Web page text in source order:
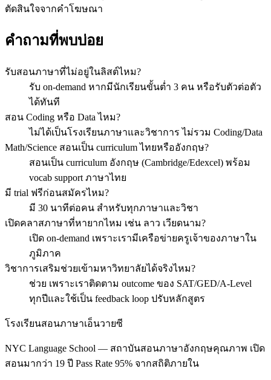
ตัดสินใจจากคำโฆษณา
คำถามที่พบบ่อย
รับสอนภาษาที่ไม่อยู่ในลิสต์ไหม?
รับ on-demand หากมีนักเรียนขั้นต่ำ 3 คน หรือรับตัวต่อตัว
ได้ทันที
สอน Coding หรือ Data ไหม?
ไม่ได้เป็นโรงเรียนภาษาและวิชาการ ไม่รวม Coding/Data
Math/Science สอนเป็น curriculum ไทยหรืออังกฤษ?
สอนเป็น curriculum อังกฤษ (Cambridge/Edexcel) พร้อม
vocab support ภาษาไทย
มี trial ฟรีก่อนสมัครไหม?
มี 30 นาทีต่อคน สำหรับทุกภาษาและวิชา
เปิดคลาสภาษาที่หายากไหม เช่น ลาว เวียดนาม?
เปิด on-demand เพราะเรามีเครือข่ายครูเจ้าของภาษาใน
ภูมิภาค
วิชาการเสริมช่วยเข้ามหาวิทยาลัยได้จริงไหม?
ช่วย เพราะเราติดตาม outcome ของ SAT/GED/A-Level
ทุกปีและใช้เป็น feedback loop ปรับหลักสูตร
โรงเรียนสอนภาษาเอ็นวายซี
NYC Language School — สถาบันสอนภาษาอังกฤษคุณภาพ เปิด
สอนมากว่า 19 ปี Pass Rate 95% จากสถิติภายใน